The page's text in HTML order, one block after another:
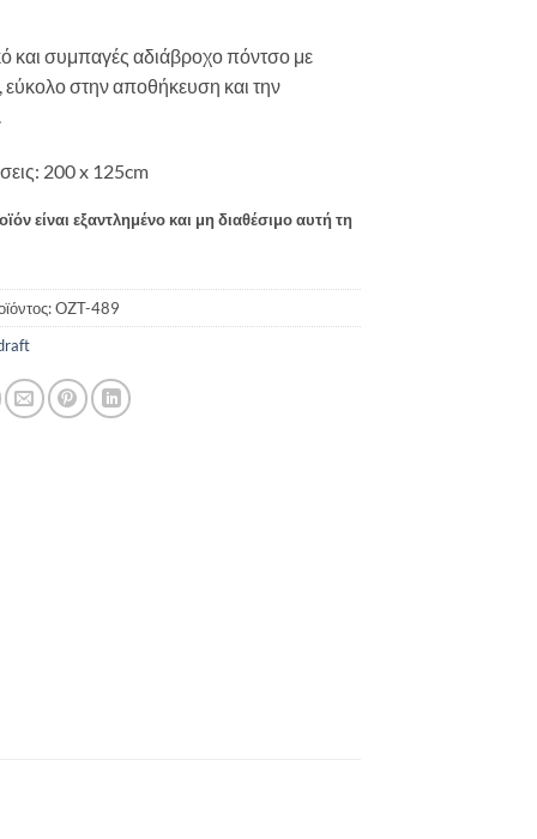
και συμπαγές αδιάβροχο πόντσο με
εύκολο στην αποθήκευση και την
200 x 125cm
είναι εξαντλημένο και μη διαθέσιμο αυτή τη
OZT-489